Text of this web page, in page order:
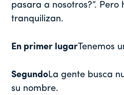
pasara a nosotros?”. Pero
tranquilizan.
En primer lugarTenemos
SegundoLa gente busca
su nombre.